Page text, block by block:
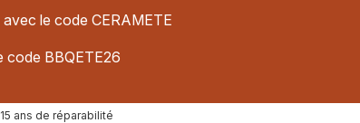
le code CERAMETE
code BBQETE26
ans de réparabilité